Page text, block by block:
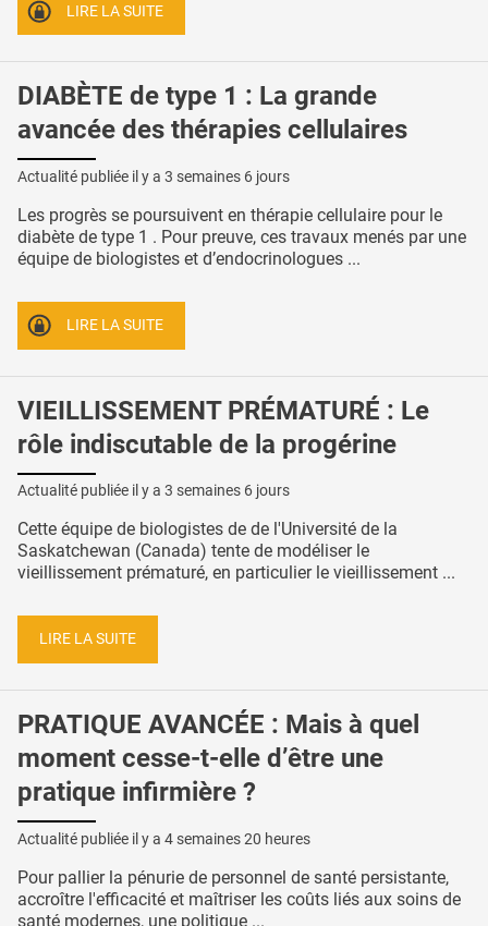
LIRE LA SUITE
DIABÈTE de type 1 : La grande
avancée des thérapies cellulaires
Actualité publiée il y a 3 semaines 6 jours
Les progrès se poursuivent en thérapie cellulaire pour le
diabète de type 1 . Pour preuve, ces travaux menés par une
équipe de biologistes et d’endocrinologues ...
LIRE LA SUITE
VIEILLISSEMENT PRÉMATURÉ : Le
rôle indiscutable de la progérine
Actualité publiée il y a 3 semaines 6 jours
Cette équipe de biologistes de de l'Université de la
Saskatchewan (Canada) tente de modéliser le
vieillissement prématuré, en particulier le vieillissement ...
LIRE LA SUITE
PRATIQUE AVANCÉE : Mais à quel
moment cesse-t-elle d’être une
pratique infirmière ?
Actualité publiée il y a 4 semaines 20 heures
Pour pallier la pénurie de personnel de santé persistante,
accroître l'efficacité et maîtriser les coûts liés aux soins de
santé modernes, une politique ...